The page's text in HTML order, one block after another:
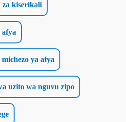
za kiserikali
ya afya
uzito wa nguvu zipo